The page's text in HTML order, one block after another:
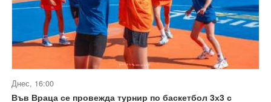
Днес, 16:00
Във Враца се провежда турнир по баскетбол 3х3 с